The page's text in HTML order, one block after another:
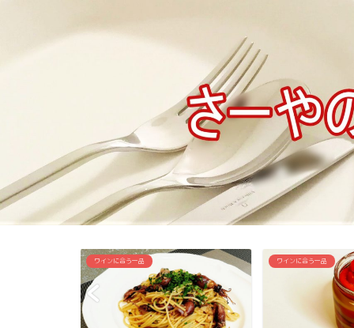
ワインに合う一品 ワインに合う一品